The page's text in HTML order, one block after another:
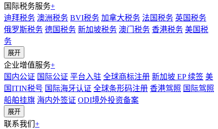
国际税务服务+
迪拜税务 澳洲税务 BVI税务 加拿大税务 法国税务 英国税务
俄罗斯税务 德国税务 新加坡税务 澳门税务 香港税务 美国税
务
展开
企业增值服务+
国内公证 国际公证 平台入驻 全球商标注册 新加坡 EP 续签 美
国ITIN税号 国际海牙认证 全球条形码注册 香港驾照 国际驾照
船舶挂旗 海内外签证 ODI境外投资备案
展开
联系我们 +